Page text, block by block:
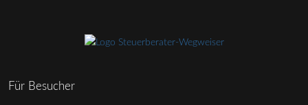
Für Besucher